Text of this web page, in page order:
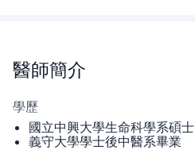
醫師簡介
學歷
國立中興大學生命科學系碩士
義守大學學士後中醫系畢業